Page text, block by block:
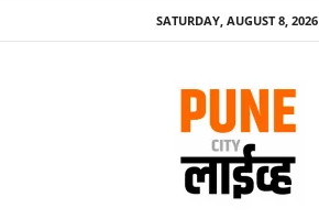
SATURDAY, AUGUST 8, 2026